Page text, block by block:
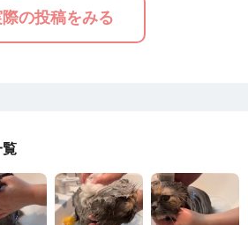
の投稿をみる
覧